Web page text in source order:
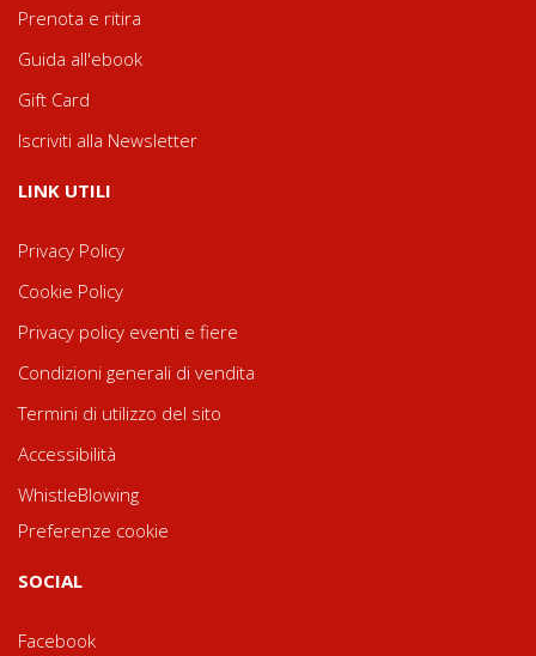
Prenota e ritira
Guida all'ebook
Gift Card
Iscriviti alla Newsletter
LINK UTILI
Privacy Policy
Cookie Policy
Privacy policy eventi e fiere
Condizioni generali di vendita
Termini di utilizzo del sito
Accessibilità
WhistleBlowing
Preferenze cookie
SOCIAL
Facebook